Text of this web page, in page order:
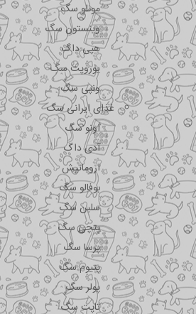
مونلو سگ
وینستون سگ
هپی داگ
یوروپت سگ
ونپی سگ
غذای ایرانی سگ
اونو سگ
آدی داگ
اروماتیش
بوفالو سگ
سلبن سگ
پتچی سگ
پرسا سگ
پتیوم سگ
پولر سگ
تاپت سگ